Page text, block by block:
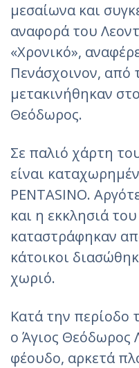
μεσαίωνα και
αναφορά του
«Χρονικό»,
Πενάσχοινον, από
μετακινήθηκαν
Θεόδωρος.
Σε παλιό χάρτη
είναι
PENTASINO.
και η εκκλησιά
καταστράφηκαν
κάτοικοι
χωριό.
Κατά την περίοδο
ο Άγιος Θεόδωρος
φέουδο, αρκετά